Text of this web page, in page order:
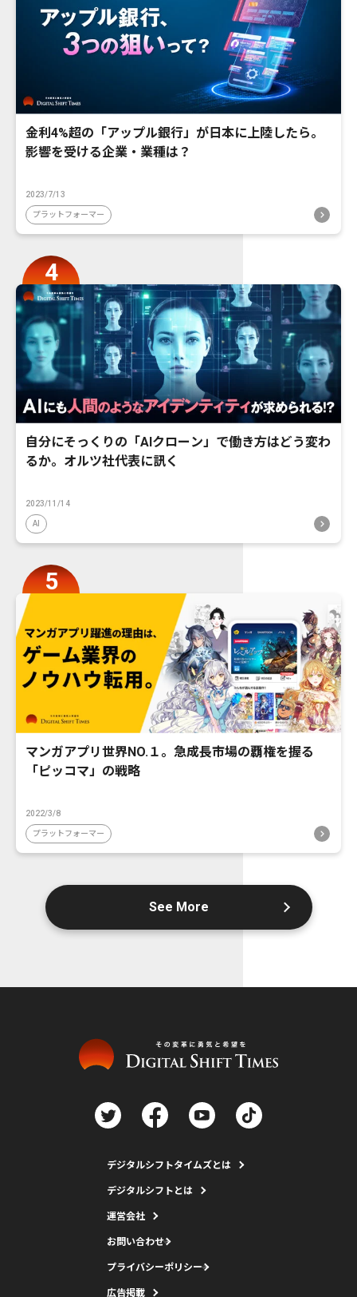
金利4%超の「アップル銀行」が日本に上陸したら。
影響を受ける企業・業種は？
2023/7/13
プラットフォーマー
自分にそっくりの「AIクローン」で働き方はどう変わ
るか。オルツ社代表に訊く
2023/11/14
AI
マンガアプリ世界NO.１。急成長市場の覇権を握る
「ピッコマ」の戦略
2022/3/8
プラットフォーマー
See More
デジタルシフトタイムズとは
デジタルシフトとは
運営会社
お問い合わせ
プライバシーポリシー
広告掲載